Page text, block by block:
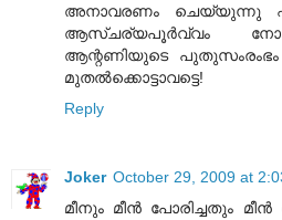
അനാവരണം ചെയ്യുന്നു
ആസ്ചര്യപൂര്‍വ്വം
ആന്റണിയുടെ
മുതല്‍ക്കൊട്ടാവട്ടെ!
Reply
Joker October 29, 2009 at
മീനും മീന്‍ പോരിച്ചതും